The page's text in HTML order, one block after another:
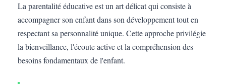
La parentalité éducative est un art délicat qui consiste à
accompagner son enfant dans son développement tout en
respectant sa personnalité unique. Cette approche privilégie
la bienveillance, l'écoute active et la compréhension des
besoins fondamentaux de l'enfant.